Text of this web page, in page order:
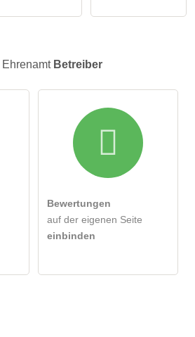
Ehrenamt Betreiber
Bewertungen
auf der eigenen Seite
einbinden